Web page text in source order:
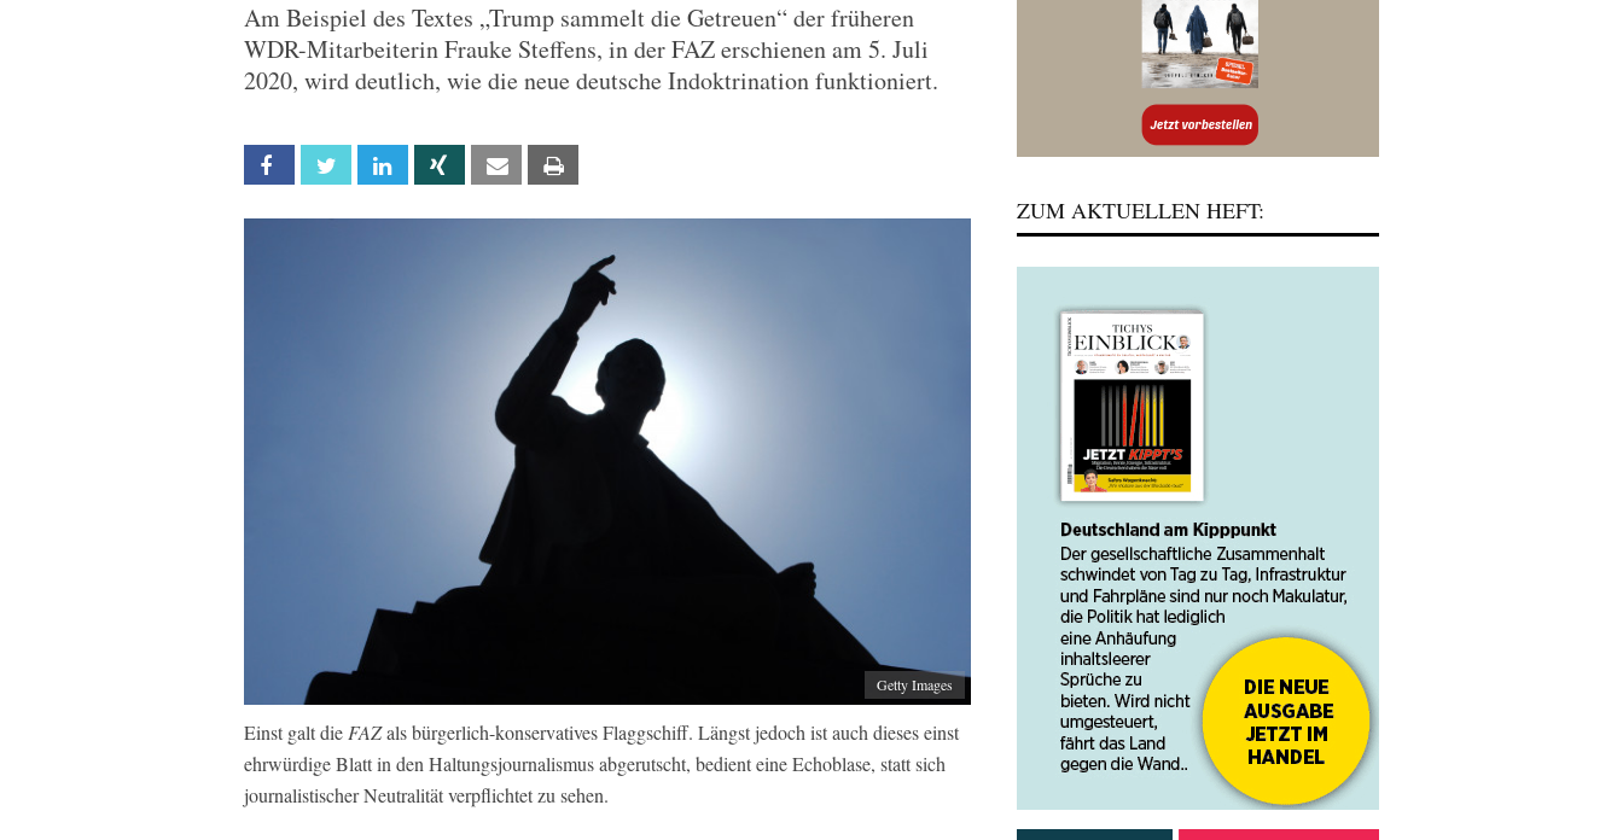
Am Beispiel des Textes „Trump sammelt die Getreuen“ der früheren
WDR-Mitarbeiterin Frauke Steffens, in der FAZ erschienen am 5. Juli
2020, wird deutlich, wie die neue deutsche Indoktrination funktioniert.
Facebook Twitter Linkedin Xing Email
Getty Images
Einst galt die FAZals bürgerlich-konservatives Flaggschiff. Längst jedoch ist auch dieses einst
ehrwürdige Blatt in den Haltungsjournalismus abgerutscht, bedient eine Echoblase, statt sich
journalistischer Neutralität verpflichtet zu sehen.
ZUM AKTUELLEN HEFT: